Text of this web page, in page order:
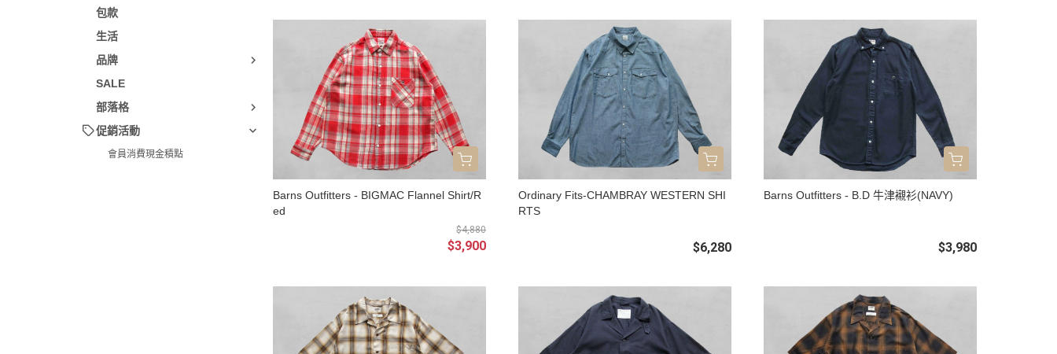
包款
生活
品牌
SALE
部落格
促銷活動
會員消費現金積點
Barns Outfitters - BIGMAC Flannel Shirt/R
ed
$4,880
$3,900
Ordinary Fits-CHAMBRAY WESTERN SHI
RTS
$6,280
Barns Outfitters - B.D 牛津襯衫(NAVY)
$3,980